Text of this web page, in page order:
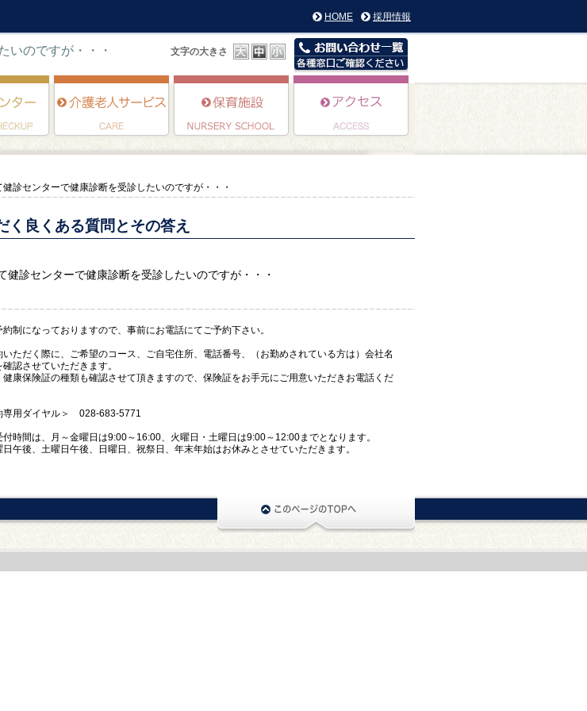
HOME 採用情報
いのですが・・・ 文字の大きさ
健診センターで健康診断を受診したいのですが・・・
く良くある質問とその答え
健診センターで健康診断を受診したいのですが・・・
約制になっておりますので、事前にお電話にてご予約下さい。
いただく際に、ご希望のコース、ご自宅住所、電話番号、（お勤めされている方は）会社名
認させていただきます。
健康保険証の種類も確認させて頂きますので、保険証をお手元にご用意いただきお電話くだ
専用ダイヤル＞ 028-683-5771
付時間は、月～金曜日は9:00～16:00、火曜日・土曜日は9:00～12:00までとなります。
午後、土曜日午後、日曜日、祝祭日、年末年始はお休みとさせていただきます。